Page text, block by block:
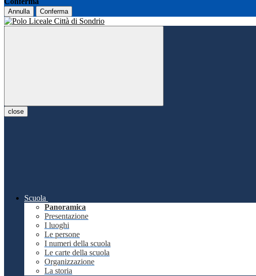
Annulla Conferma
close
Scuola
Panoramica
Presentazione
I luoghi
Le persone
I numeri della scuola
Le carte della scuola
Organizzazione
La storia